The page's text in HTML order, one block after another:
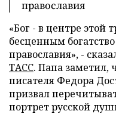
православия
«Бог - в центре этой
бесценным
православия», -
ТАСС. Папа заметил,
писателя Федора
призвал
портрет русской